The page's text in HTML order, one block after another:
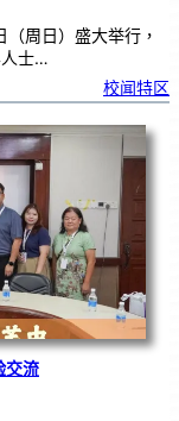
周日）盛大举行，
人士…
校闻特区
交流